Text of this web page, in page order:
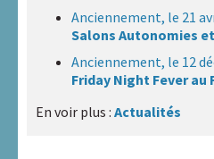
Anciennement, le 21
Salons Autonomies
Anciennement, le 12
Friday Night Fever
En voir plus : Actualités